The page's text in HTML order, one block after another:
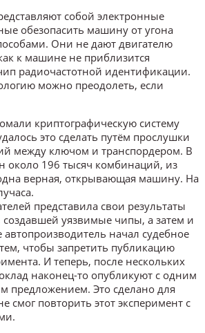
собой электронные
обезопасить машину от угона
Они не дают двигателю
к машине не приблизится
радиочастотной идентификации.
можно преодолеть, если
криптографическую систему
это сделать путём прослушки
между ключом и транспордером. В
около 196 тысяч комбинаций, из
верная, открывающая машину. На
представила свои результаты
уязвимые чипы, а затем и
автопроизводитель начал судебное
чтобы запретить публикацию
И теперь, после нескольких
наконец-то опубликуют с одним
предложением. Это сделано для
смог повторить этот эксперимент с